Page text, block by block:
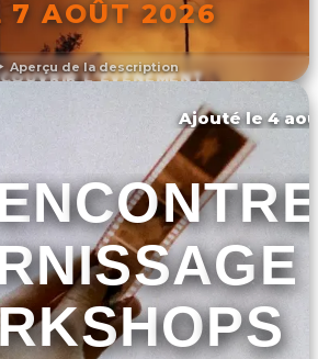
Aperçu de la description
7 AOÛT 2026
L'ÉVÉNEMENT
Ajouté le 4